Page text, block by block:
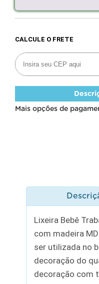
Mais opções de
Lixeira Bebê
com madeira
ser utilizada no
decoração do
decoração com